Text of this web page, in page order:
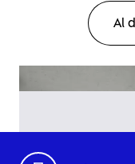
Al